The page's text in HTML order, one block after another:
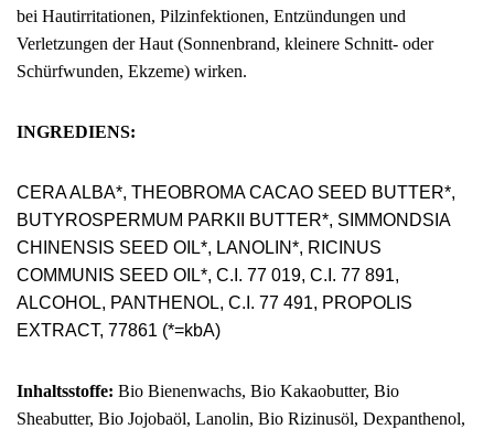
bei Hautirritationen, Pilzinfektionen, Entzündungen und
Verletzungen der Haut (Sonnenbrand, kleinere Schnitt- oder
Schürfwunden, Ekzeme) wirken.
INGREDIENS:
CERA ALBA*, THEOBROMA CACAO SEED BUTTER*,
BUTYROSPERMUM PARKII BUTTER*, SIMMONDSIA
CHINENSIS SEED OIL*, LANOLIN*, RICINUS
COMMUNIS SEED OIL*, C.I. 77 019, C.I. 77 891,
ALCOHOL, PANTHENOL, C.I. 77 491, PROPOLIS
EXTRACT, 77861 (*=kbA)
Inhaltsstoffe: Bio Bienenwachs, Bio Kakaobutter, Bio
Sheabutter, Bio Jojobaöl, Lanolin, Bio Rizinusöl, Dexpanthenol,